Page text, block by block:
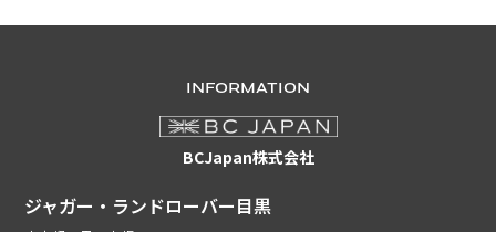
INFORMATION
BCJapan株式会社
ジャガー・ランドローバー目黒